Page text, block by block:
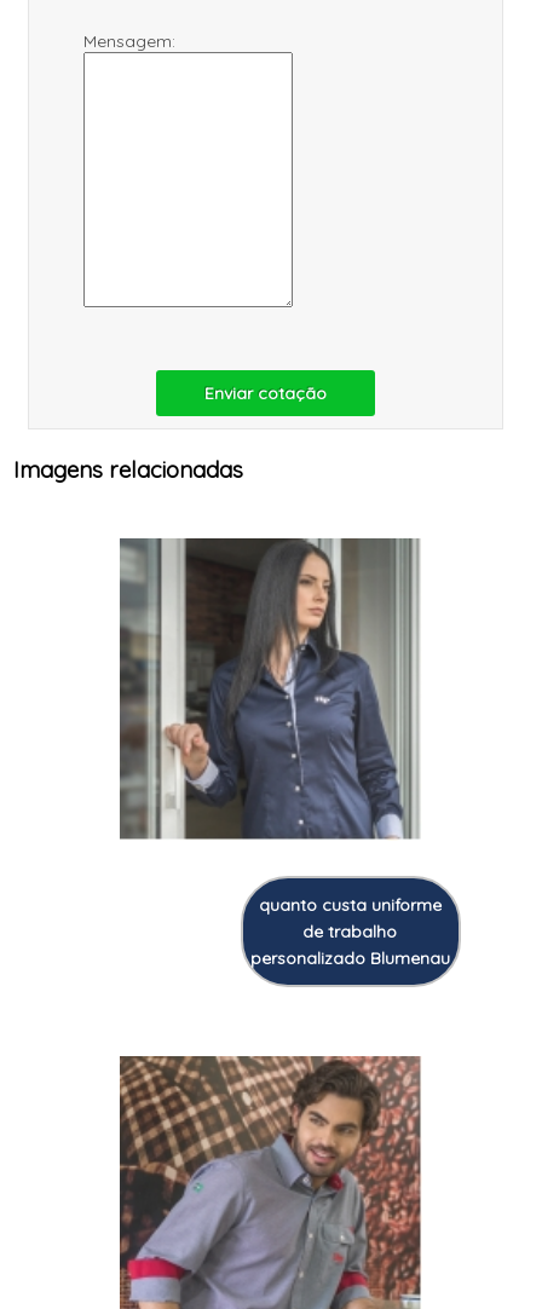
Mensagem:
Enviar cotação
Imagens relacionadas
quanto custa uniforme
de trabalho
personalizado Blumenau